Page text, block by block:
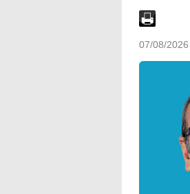
07/08/2026